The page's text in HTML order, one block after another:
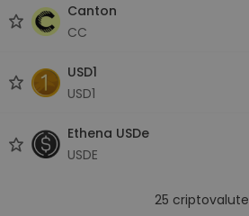
Canton
CC
USD1
USD1
Ethena USDe
USDE
25 criptovalute